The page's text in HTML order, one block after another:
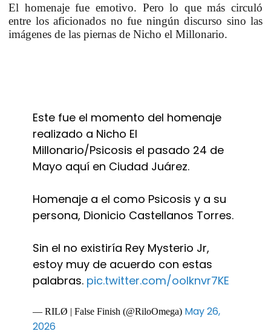
El homenaje fue emotivo. Pero lo que más circuló
entre los aficionados no fue ningún discurso sino las
imágenes de las piernas de Nicho el Millonario.
Este fue el momento del homenaje
realizado a Nicho El
Millonario/Psicosis el pasado 24 de
Mayo aquí en Ciudad Juárez.
Homenaje a el como Psicosis y a su
persona, Dionicio Castellanos Torres.
Sin el no existiría Rey Mysterio Jr,
estoy muy de acuerdo con estas
palabras. pic.twitter.com/ooIknvr7KE
— RILØ | False Finish (@RiloOmega) May 26,
2026